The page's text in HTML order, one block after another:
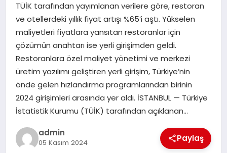
SAĞLIK
SPOR
TEKNOLOJI
YAŞAM
TÜİK tarafından yayımlanan verilere göre, restoran
ve otellerdeki yıllık fiyat artışı %65’i aştı. Yükselen
maliyetleri fiyatlara yansıtan restoranlar için
çözümün anahtarı ise yerli girişimden geldi.
Restoranlara özel maliyet yönetimi ve merkezi
üretim yazılımı geliştiren yerli girişim, Türkiye’nin
önde gelen hızlandırma programlarından birinin
2024 girişimleri arasında yer aldı. İSTANBUL — Türkiye
İstatistik Kurumu (TÜİK) tarafından açıklanan…
admin
05 Kasım 2024 Paylaş